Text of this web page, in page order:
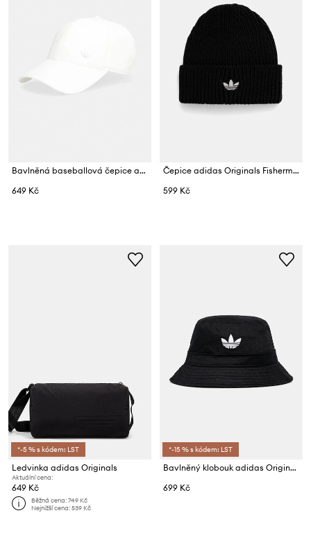
Bavlněná baseballová čepice adidas Originals OG Sport
649 Kč
Čepice adidas Originals Fisherman
599 Kč
*-5 % s kódem: LST
Ledvinka adidas Originals
Aktuální cena:
649 Kč
Běžná cena:749 Kč
Nejnižší cena:539 Kč
*-15 % s kódem: LST
Bavlněný klobouk adidas Originals Adicolor
699 Kč